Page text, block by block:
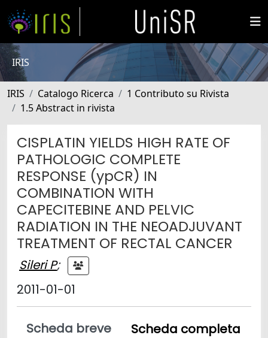
IRIS
IRIS Catalogo Ricerca
1 Contributo su Rivista
1.5 Abstract in rivista
CISPLATIN YIELDS HIGH RATE OF
PATHOLOGIC COMPLETE
RESPONSE (ypCR) IN
COMBINATION WITH
CAPECITEBINE AND PELVIC
RADIATION IN THE NEOADJUVANT
TREATMENT OF RECTAL CANCER
Sileri P;
2011-01-01
Scheda breve
Scheda completa